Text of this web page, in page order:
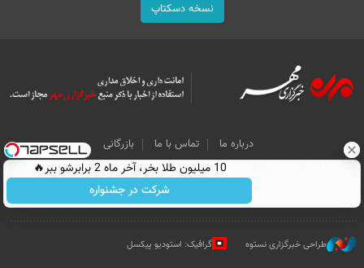
نسخه دسکتاپ
درباره ما تماس با ما
بازرگانی
All Content by Mehr News Agency is licensed under a Creative Commons
Attribution 4.0 International License.
طراحی خبرگزاری نستوه گرافیک: استودیو پیکسل
10 میلیون طلا بخر، آخر ماه 2 برابرشو ببر🔥
شرکت در جشنواره